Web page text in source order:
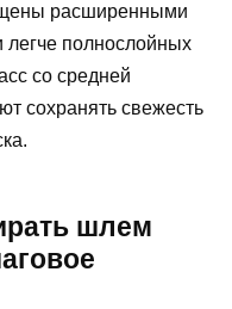
расширенными
полнослойных
со средней
сохранять свежесть
шлем